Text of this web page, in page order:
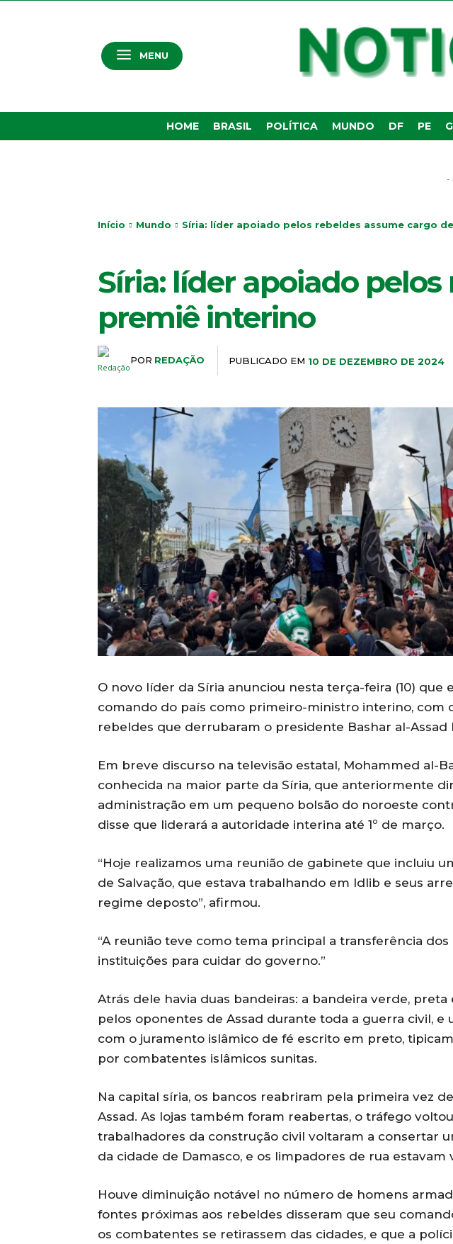
MENU
HOME BRASIL POLÍTICA MUNDO DF PE
-
Início Mundo Síria: líder apoiado pelos rebeldes assume cargo
Síria: líder apoiado
premiê interino
POR REDAÇÃO PUBLICADO EM 10 DE DEZEMBRO DE 2024
O novo líder da Síria anunciou nesta terça-feira (10) que
comando do país como primeiro-ministro interino, com
rebeldes que derrubaram o presidente Bashar al-Assad
Em breve discurso na televisão estatal, Mohammed al-
conhecida na maior parte da Síria, que anteriormente
administração em um pequeno bolsão do noroeste
disse que liderará a autoridade interina até 1º de março.
“Hoje realizamos uma reunião de gabinete que incluiu
de Salvação, que estava trabalhando em Idlib e seus
regime deposto”, afirmou.
“A reunião teve como tema principal a transferência dos
instituições para cuidar do governo.”
Atrás dele havia duas bandeiras: a bandeira verde, preta
pelos oponentes de Assad durante toda a guerra civil, e
com o juramento islâmico de fé escrito em preto,
por combatentes islâmicos sunitas.
Na capital síria, os bancos reabriram pela primeira vez
Assad. As lojas também foram reabertas, o tráfego voltou
trabalhadores da construção civil voltaram a consertar
da cidade de Damasco, e os limpadores de rua estavam
Houve diminuição notável no número de homens
fontes próximas aos rebeldes disseram que seu
os combatentes se retirassem das cidades, e que a